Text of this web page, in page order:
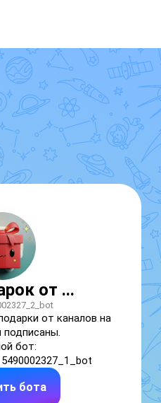
от ...
от каналов на
бот:
бота